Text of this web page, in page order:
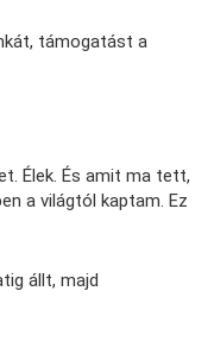
támogatást a
Élek. És amit ma tett,
a világtól kaptam. Ez
állt, majd